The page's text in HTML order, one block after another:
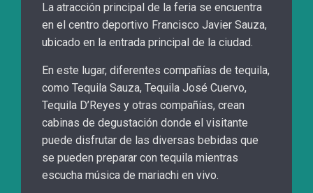
La atracción principal de la feria se encuentra
en el centro deportivo Francisco Javier Sauza,
ubicado en la entrada principal de la ciudad.
En este lugar, diferentes compañías de tequila,
como Tequila Sauza, Tequila José Cuervo,
Tequila D’Reyes y otras compañías, crean
cabinas de degustación donde el visitante
puede disfrutar de las diversas bebidas que
se pueden preparar con tequila mientras
escucha música de mariachi en vivo.